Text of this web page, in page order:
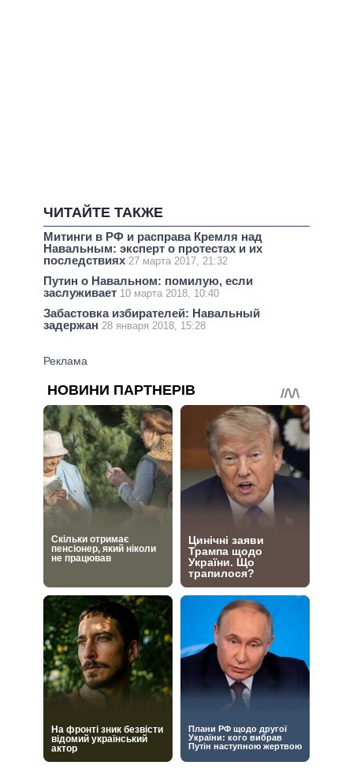
ЧИТАЙТЕ ТАКЖЕ
Митинги в РФ и расправа Кремля над
Навальным: эксперт о протестах и их
последствиях 27 марта 2017, 21:32
Путин о Навальном: помилую, если
заслуживает 10 марта 2018, 10:40
Забастовка избирателей: Навальный
задержан 28 января 2018, 15:28